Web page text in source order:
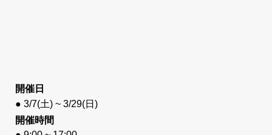
開催日
● 3/7(土) ~ 3/29(日)
開催時間